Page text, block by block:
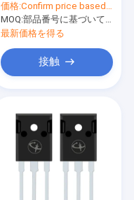
価格:Confirm price based on part number
MOQ:部品番号に基づいて数値を確認
最新価格を得る
接触